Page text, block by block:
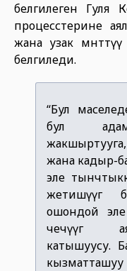
белгилеген Гуля
процесстерине
жана узак
белгиледи.
“Бул
бул
жана кадыр-
эле
жетишүүгө
ошондой эле
чечүүгө
катышуусу.